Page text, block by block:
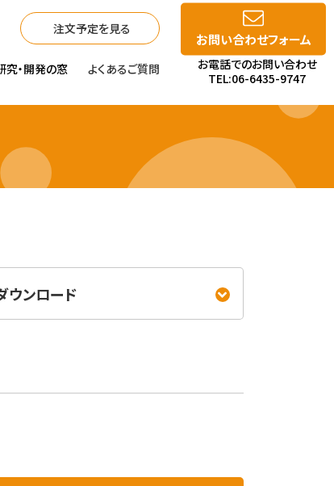
注文予定を見る
究・開発の窓 よくあるご質問
お問い合わせフォーム
お電話でのお問い合わせ
TEL:06-6435-9747
ウンロード